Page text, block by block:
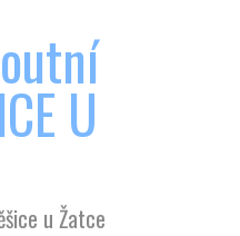
U
u Žatce